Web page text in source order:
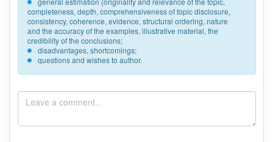
completeness, depth, comprehensiveness of topic disclosure,
consistency, coherence, evidence, structural ordering, nature
and the accuracy of the examples, illustrative material, the
credibility of the conclusions;
disadvantages, shortcomings;
questions and wishes to author.